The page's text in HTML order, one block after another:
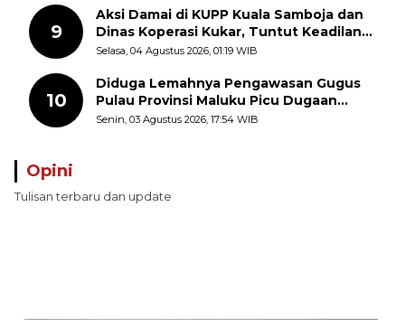
9
Aksi Damai di KUPP Kuala Samboja dan
Dinas Koperasi Kukar, Tuntut Keadilan
dan Kesempatan Kerja yang Adil
Selasa, 04 Agustus 2026, 01:19 WIB
10
Diduga Lemahnya Pengawasan Gugus
Pulau Provinsi Maluku Picu Dugaan
Pungli terhadap Nelayan Bale-Bale di
Senin, 03 Agustus 2026, 17:54 WIB
Opini
Tulisan terbaru dan update